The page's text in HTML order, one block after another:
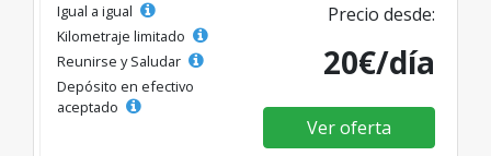
Igual a igual
Kilometraje limitado
Reunirse y Saludar
Depósito en efectivo
aceptado
Precio desde:
20€/día
Ver oferta